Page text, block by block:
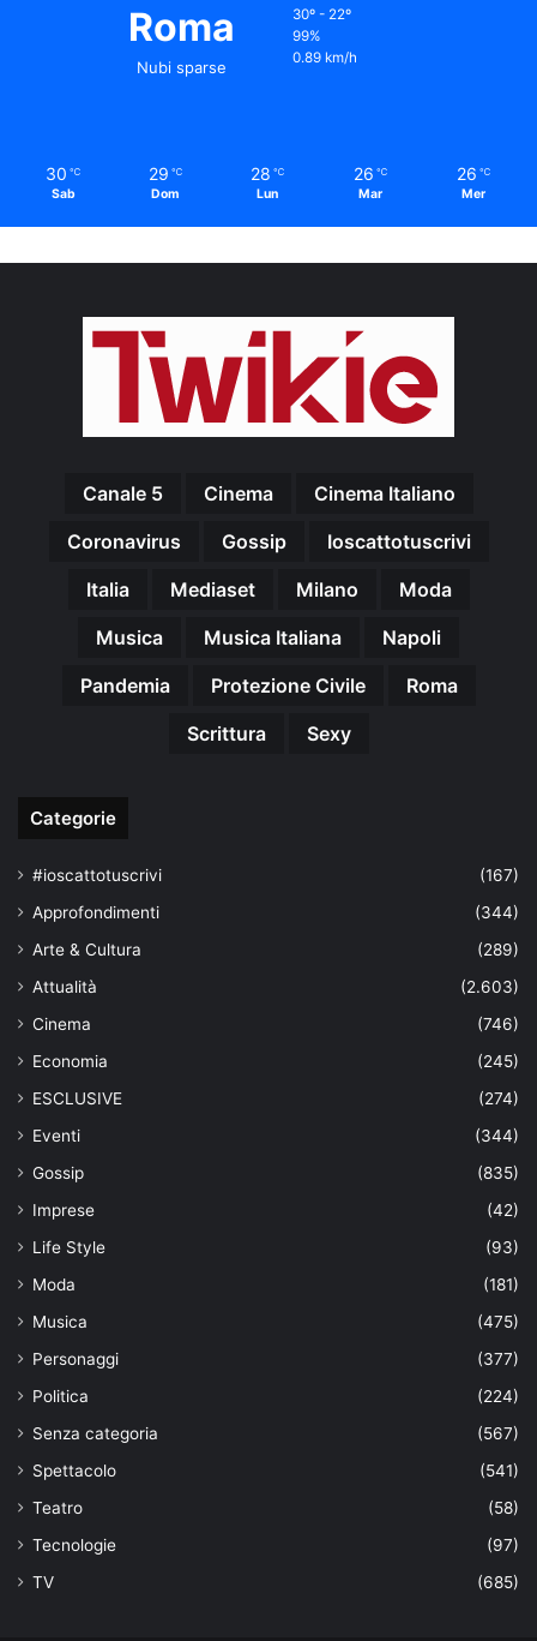
Roma
Nubi sparse
30º - 22º
99%
0.89 km/h
30 ℃
Sab
29 ℃
Dom
28 ℃
Lun
26 ℃
Mar
26 ℃
Mer
Canale 5 Cinema
Cinema Italiano
Coronavirus
Gossip
Ioscattotuscrivi
Italia
Mediaset Milano
Moda
Musica
Musica Italiana
Napoli
Pandemia
Protezione Civile
Roma
Scrittura
Sexy
Categorie
#ioscattotuscrivi
(167)
Approfondimenti
(344)
Arte & Cultura
(289)
Attualità
(2.603)
Cinema
(746)
Economia
(245)
ESCLUSIVE
(274)
Eventi
(344)
Gossip
(835)
Imprese
(42)
Life Style
(93)
Moda
(181)
Musica
(475)
Personaggi
(377)
Politica
(224)
Senza categoria
(567)
Spettacolo
(541)
Teatro
(58)
Tecnologie
(97)
TV
(685)